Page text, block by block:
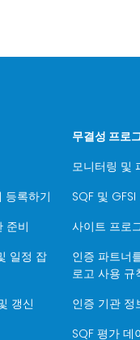
등록하기
준비
일정 잡
갱신
무결성 프로
모니터링 및
SQF 및 GFSI
사이트 프로
인증 파트너
로고 사용 규
인증 기관 정
SQF 평가 데